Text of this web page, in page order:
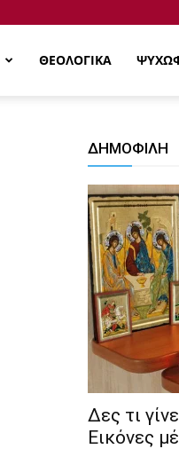
ΘΕΟΛΟΓΙΚΑ
ΔΗΜΟΦΙΛΗ
Δες τι
Εικόνες